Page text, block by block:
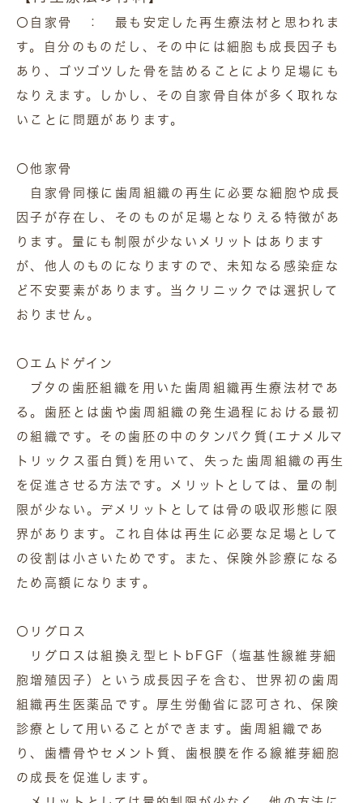
〇自家骨 ： 最も安定した再生療法材と思われま
す。自分のものだし、その中には細胞も成長因子も
あり、ゴツゴツした骨を詰めることにより足場にも
なりえます。しかし、その自家骨自体が多く取れな
いことに問題があります。
〇他家骨
自家骨同様に歯周組織の再生に必要な細胞や成長
因子が存在し、そのものが足場となりえる特徴があ
ります。量にも制限が少ないメリットはあります
が、他人のものになりますので、未知なる感染症な
ど不安要素があります。当クリニックでは選択して
おりません。
〇エムドゲイン
ブタの歯胚組織を用いた歯周組織再生療法材であ
る。歯胚とは歯や歯周組織の発生過程における最初
の組織です。その歯胚の中のタンパク質(エナメルマ
トリックス蛋白質)を用いて、失った歯周組織の再生
を促進させる方法です。メリットとしては、量の制
限が少ない。デメリットとしては骨の吸収形態に限
界があります。これ自体は再生に必要な足場として
の役割は小さいためです。また、保険外診療になる
ため高額になります。
〇リグロス
リグロスは組換え型ヒトbFGF（塩基性線維芽細
胞増殖因子）という成長因子を含む、世界初の歯周
組織再生医薬品です。厚生労働省に認可され、保険
診療として用いることができます。歯周組織であ
り、歯槽骨やセメント質、歯根膜を作る線維芽細胞
の成長を促進します。